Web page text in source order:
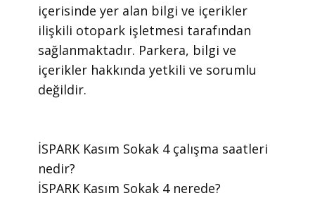
içerisinde yer alan bilgi ve içerikler
ilişkili otopark işletmesi tarafından
sağlanmaktadır. Parkera, bilgi ve
içerikler hakkında yetkili ve sorumlu
değildir.
​İSPARK Kasım Sokak 4 çalışma saatleri
nedir?
​İSPARK Kasım Sokak 4 nerede?